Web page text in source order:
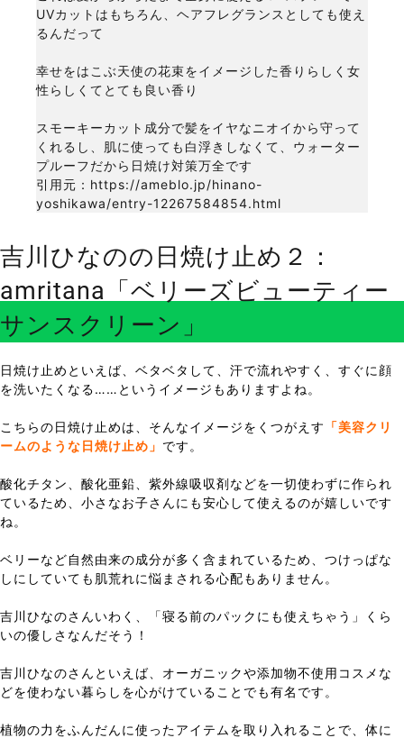
UVカットはもちろん、ヘアフレグランスとしても使え
るんだって
幸せをはこぶ天使の花束をイメージした香りらしく女
性らしくてとても良い香り
スモーキーカット成分で髪をイヤなニオイから守って
くれるし、肌に使っても白浮きしなくて、ウォーター
プルーフだから日焼け対策万全です
引用元：https://ameblo.jp/hinano-
yoshikawa/entry-12267584854.html
吉川ひなのの日焼け止め２：
amritana「ベリーズビューティー
サンスクリーン」
日焼け止めといえば、ベタベタして、汗で流れやすく、すぐに顔
を洗いたくなる……というイメージもありますよね。
こちらの日焼け止めは、そんなイメージをくつがえす 「美容クリ
ームのような日焼け止め」 です。
酸化チタン、酸化亜鉛、紫外線吸収剤などを一切使わずに作られ
ているため、小さなお子さんにも安心して使えるのが嬉しいです
ね。
ベリーなど自然由来の成分が多く含まれているため、つけっぱな
しにしていても肌荒れに悩まされる心配もありません。
吉川ひなのさんいわく、「寝る前のパックにも使えちゃう」くら
いの優しさなんだそう！
吉川ひなのさんといえば、オーガニックや添加物不使用コスメな
どを使わない暮らしを心がけていることでも有名です。
植物の力をふんだんに使ったアイテムを取り入れることで、体に